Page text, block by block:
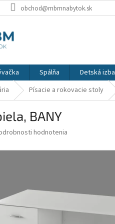
obchod@mbmnabytok.sk
Spálňa Detská izba
Písacie a rokovacie stoly
BANY
hodnotenia